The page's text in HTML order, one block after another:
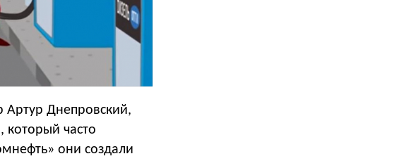
Артур Днепровский,
часто
они создали